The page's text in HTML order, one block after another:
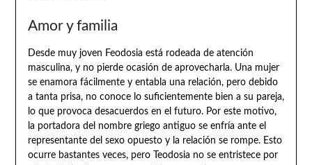
Amor y familia
Desde muy joven Feodosia está rodeada de atención
masculina, y no pierde ocasión de aprovecharla. Una mujer
se enamora fácilmente y entabla una relación, pero debido
a tanta prisa, no conoce lo suficientemente bien a su pareja,
lo que provoca desacuerdos en el futuro. Por este motivo,
la portadora del nombre griego antiguo se enfría ante el
representante del sexo opuesto y la relación se rompe. Esto
ocurre bastantes veces, pero Teodosia no se entristece por